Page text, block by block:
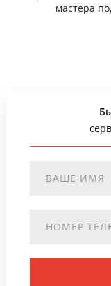
мастера